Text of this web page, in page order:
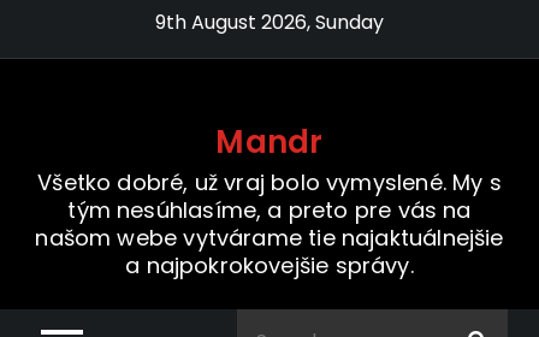
9th August 2026, Sunday
Mandr
Všetko dobré, už vraj bolo vymyslené. My s
tým nesúhlasíme, a preto pre vás na
našom webe vytvárame tie najaktuálnejšie
a najpokrokovejšie správy.